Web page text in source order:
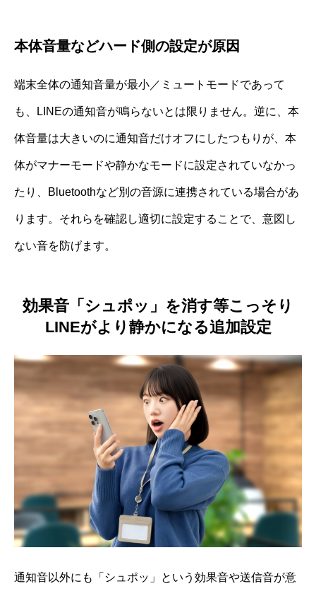
本体音量などハード側の設定が原因
端末全体の通知音量が最小／ミュートモードであって
も、LINEの通知音が鳴らないとは限りません。逆に、本
体音量は大きいのに通知音だけオフにしたつもりが、本
体がマナーモードや静かなモードに設定されていなかっ
たり、Bluetoothなど別の音源に連携されている場合があ
ります。それらを確認し適切に設定することで、意図し
ない音を防げます。
効果音「シュポッ」を消す等こっそり
LINEがより静かになる追加設定
通知音以外にも「シュポッ」という効果音や送信音が意